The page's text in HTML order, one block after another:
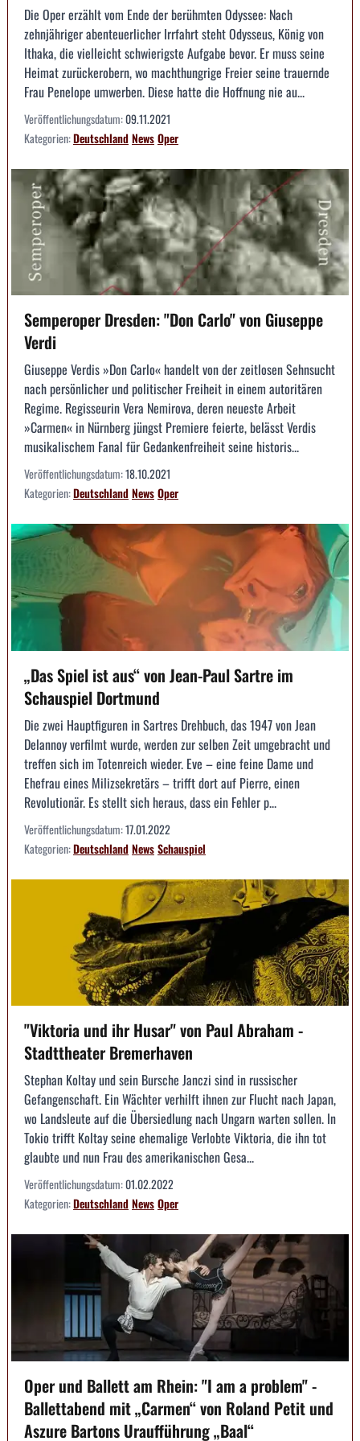
Die Oper erzählt vom Ende der berühmten Odyssee: Nach
zehnjähriger abenteuerlicher Irrfahrt steht Odysseus, König von
Ithaka, die vielleicht schwierigste Aufgabe bevor. Er muss seine
Heimat zurückerobern, wo machthungrige Freier seine trauernde
Frau Penelope umwerben. Diese hatte die Hoffnung nie au...
Veröffentlichungsdatum:09.11.2021
Kategorien:DeutschlandNewsOper
Semperoper Dresden: "Don Carlo" von Giuseppe
Verdi
Giuseppe Verdis »Don Carlo« handelt von der zeitlosen Sehnsucht
nach persönlicher und politischer Freiheit in einem autoritären
Regime. Regisseurin Vera Nemirova, deren neueste Arbeit
»Carmen« in Nürnberg jüngst Premiere feierte, belässt Verdis
musikalischem Fanal für Gedankenfreiheit seine historis...
Veröffentlichungsdatum:18.10.2021
Kategorien:DeutschlandNewsOper
„Das Spiel ist aus“ von Jean-Paul Sartre im
Schauspiel Dortmund
Die zwei Hauptfiguren in Sartres Drehbuch, das 1947 von Jean
Delannoy verfilmt wurde, werden zur selben Zeit umgebracht und
treffen sich im Totenreich wieder. Eve – eine feine Dame und
Ehefrau eines Milizsekretärs – trifft dort auf Pierre, einen
Revolutionär. Es stellt sich heraus, dass ein Fehler p...
Veröffentlichungsdatum:17.01.2022
Kategorien:DeutschlandNewsSchauspiel
"Viktoria und ihr Husar" von Paul Abraham -
Stadttheater Bremerhaven
Stephan Koltay und sein Bursche Janczi sind in russischer
Gefangenschaft. Ein Wächter verhilft ihnen zur Flucht nach Japan,
wo Landsleute auf die Übersiedlung nach Ungarn warten sollen. In
Tokio trifft Koltay seine ehemalige Verlobte Viktoria, die ihn tot
glaubte und nun Frau des amerikanischen Gesa...
Veröffentlichungsdatum:01.02.2022
Kategorien:DeutschlandNewsOper
Oper und Ballett am Rhein: "I am a problem" -
Ballettabend mit „Carmen“ von Roland Petit und
Aszure Bartons Uraufführung „Baal“